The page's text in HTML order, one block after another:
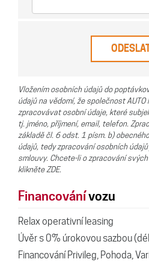
Vložením osobních údajů do
údajů na vědomí, že společnost
zpracovávat osobní údaje, které
tj. jméno, příjmení, email, telefon.
základě čl. 6 odst. 1 písm. b)
údajů, tedy zpracování osobních
smlouvy. Chcete-li o zpracování
klikněte ZDE.
Financovánívozu
Relax operativní leasing
Úvěr s 0% úrokovou sazbou
Financování Privileg, Pohoda,